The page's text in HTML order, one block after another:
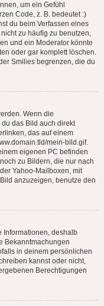
um ein Gefühl
Code, z. B. bedeutet :)
du beim Verfassen eines
zu häufig zu benutzen,
und ein Moderator könnte
oder gar komplett löschen.
Smilies begrenzen, die du
Wenn die
das Bild auch direkt
das auf einem
mein-bild.gif.
eigenen PC befinden
zu Bildern, die nur nach
Yahoo-Mailboxen, mit
anzuzeigen, benutze den
Informationen, deshalb
Bekanntmachungen
in deinem persönlichen
kannst oder nicht,
Berechtigungen